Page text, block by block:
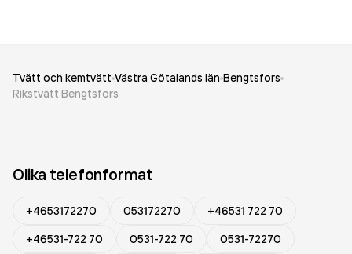
Tvätt och kemtvätt Västra Götalands län Bengtsfors
Rikstvätt Bengtsfors
Olika telefonformat
+4653172270 053172270
+46531 722 70
+46531-722 70
0531-722 70
0531-72270